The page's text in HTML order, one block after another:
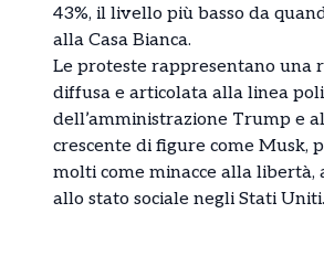
43%, il livello più basso da
alla Casa Bianca.
Le proteste rappresentano una
diffusa e articolata alla linea
dell’amministrazione Trump e
crescente di figure come Musk,
molti come minacce alla libertà,
allo stato sociale negli Stati Uniti.